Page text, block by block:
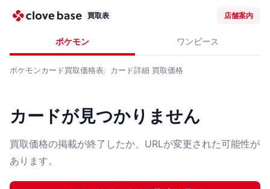
買取表 店舗案内
ポケモン ワンピース
ポケモンカード買取価格表 カード詳細 買取価格
カードが見つかりません
買取価格の掲載が終了したか、URLが変更された可能性が
あります。